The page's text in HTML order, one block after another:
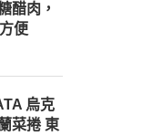
醋肉，
便
烏克
菜捲 東